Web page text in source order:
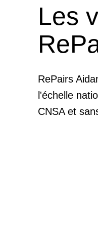
Les
RePairs
l'échelle
CNSA et